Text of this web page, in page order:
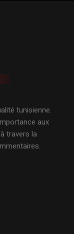
tunisienne.
aux
travers la